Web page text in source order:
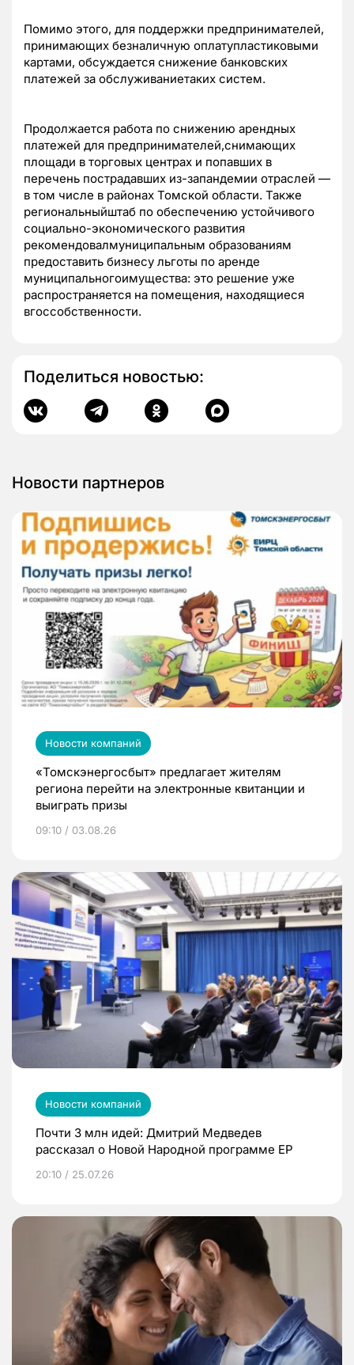
Помимо этого, для поддержки предпринимателей,
принимающих безналичную оплатупластиковыми
картами, обсуждается снижение банковских
платежей за обслуживаниетаких систем.
Продолжается работа по снижению арендных
платежей для предпринимателей,снимающих
площади в торговых центрах и попавших в
перечень пострадавших из-запандемии отраслей —
в том числе в районах Томской области. Также
региональныйштаб по обеспечению устойчивого
социально-экономического развития
рекомендовалмуниципальным образованиям
предоставить бизнесу льготы по аренде
муниципальногоимущества: это решение уже
распространяется на помещения, находящиеся
вгоссобственности.
Поделиться новостью:
Новости партнеров
Новости компаний
«Томскэнергосбыт» предлагает жителям
региона перейти на электронные квитанции и
выиграть призы
09:10 / 03.08.26
Новости компаний
Почти 3 млн идей: Дмитрий Медведев
рассказал о Новой Народной программе ЕР
20:10 / 25.07.26